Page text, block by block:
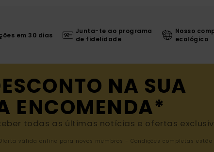
em 30 dias
Junta-te ao programa
de fidelidade
Nosso
ecológico
NA SUA
ENCOMENDA*
todas as últimas notícias e ofertas
válida online para novos membros - Condições completas